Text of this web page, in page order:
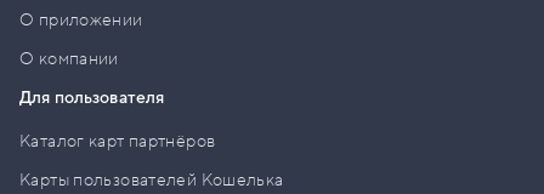
О приложении
О компании
Для пользователя
Каталог карт партнёров
Карты пользователей Кошелька